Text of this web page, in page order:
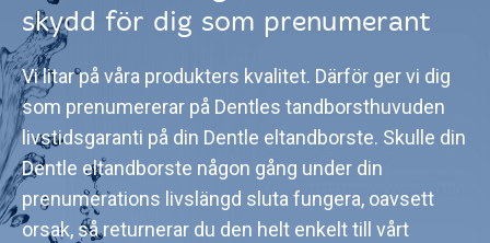
skydd för dig som prenumerant
Vi litar på våra produkters kvalitet. Därför ger vi dig
som prenumererar på Dentles tandborsthuvuden
livstidsgaranti på din Dentle eltandborste. Skulle din
Dentle eltandborste någon gång under din
prenumerations livslängd sluta fungera, oavsett
orsak, så returnerar du den helt enkelt till vårt